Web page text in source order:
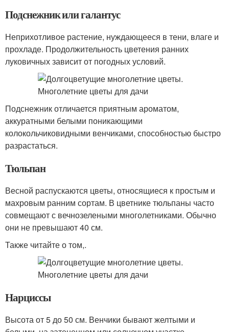
Подснежник или галантус
Неприхотливое растение, нуждающееся в тени, влаге и
прохладе. Продолжительность цветения ранних
луковичных зависит от погодных условий.
Подснежник отличается приятным ароматом,
аккуратными белыми поникающими
колокольчиковидными венчиками, способностью быстро
разрастаться.
Тюльпан
Весной распускаются цветы, относящиеся к простым и
махровым ранним сортам. В цветнике тюльпаны часто
совмещают с вечнозелеными многолетниками. Обычно
они не превышают 40 см.
Также читайте о том,.
Нарциссы
Высота от 5 до 50 см. Венчики бывают желтыми и